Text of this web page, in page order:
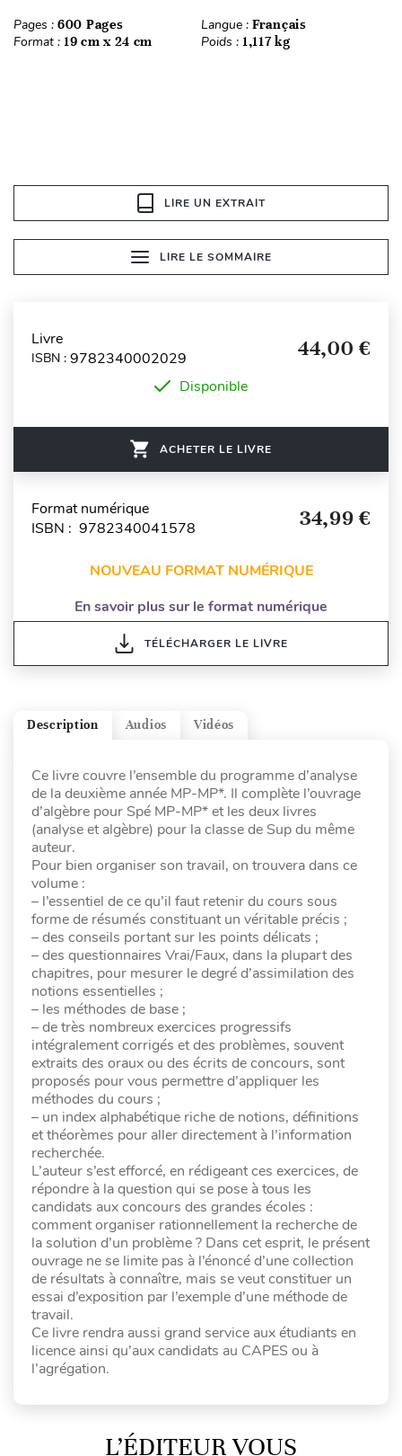
Pages : 600 Pages Langue : Français
Format : 19 cm x 24 cm Poids : 1,117 kg
LIRE UN EXTRAIT
LIRE LE SOMMAIRE
Livre
ISBN : 9782340002029 44,00 €
Disponible
ACHETER LE LIVRE
Format numérique
ISBN : 9782340041578
34,99 €
NOUVEAU FORMAT NUMÉRIQUE
En savoir plus sur le format numérique
TÉLÉCHARGER LE LIVRE
Vidéos
Audios
Description
Ce livre couvre l’ensemble du programme d’analyse
de la deuxième année MP-MP*. Il complète l’ouvrage
d’algèbre pour Spé MP-MP* et les deux livres
(analyse et algèbre) pour la classe de Sup du même
auteur.
Pour bien organiser son travail, on trouvera dans ce
volume :
– l’essentiel de ce qu’il faut retenir du cours sous
forme de résumés constituant un véritable précis ;
– des conseils portant sur les points délicats ;
– des questionnaires Vrai/Faux, dans la plupart des
chapitres, pour mesurer le degré d’assimilation des
notions essentielles ;
– les méthodes de base ;
– de très nombreux exercices progressifs
intégralement corrigés et des problèmes, souvent
extraits des oraux ou des écrits de concours, sont
proposés pour vous permettre d’appliquer les
méthodes du cours ;
– un index alphabétique riche de notions, définitions
et théorèmes pour aller directement à l’information
recherchée.
L’auteur s’est efforcé, en rédigeant ces exercices, de
répondre à la question qui se pose à tous les
candidats aux concours des grandes écoles :
comment organiser rationnellement la recherche de
la solution d’un problème ? Dans cet esprit, le présent
ouvrage ne se limite pas à l’énoncé d’une collection
de résultats à connaître, mais se veut constituer un
essai d’exposition par l’exemple d’une méthode de
travail.
Ce livre rendra aussi grand service aux étudiants en
licence ainsi qu’aux candidats au CAPES ou à
l’agrégation.
L’ÉDITEUR VOUS